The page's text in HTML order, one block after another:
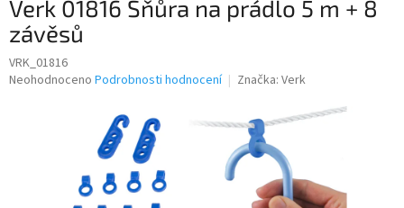
Verk 01816 Šňůra na prádlo 5 m + 8
závěsů
VRK_01816
Průměrné
Neohodnoceno Podrobnosti hodnocení Značka: Verk